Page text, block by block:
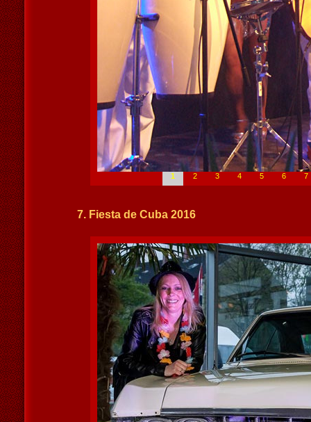
1 2 3 4 5 6 7
7. Fiesta de Cuba 2016